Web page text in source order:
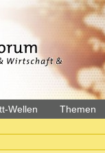
Wellen Themen